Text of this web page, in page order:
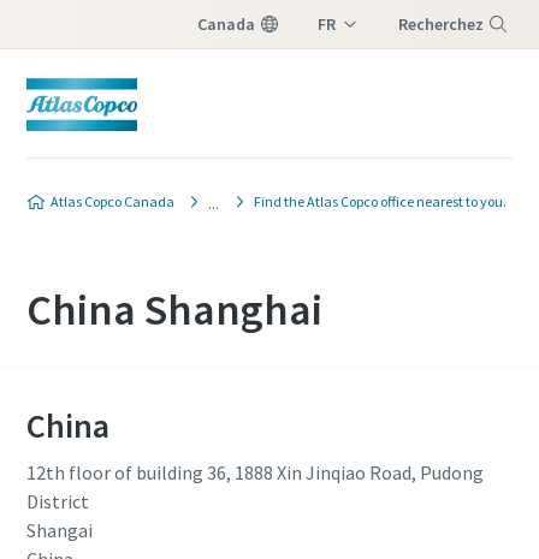
Canada FR Recherchez
Atlas Copco Canada Find the Atlas Copco office nearest to you.
China Shanghai
China
12th floor of building 36, 1888 Xin Jinqiao Road, Pudong
District
Shangai